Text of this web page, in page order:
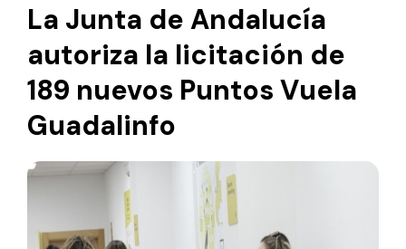
La Junta de Andalucía
autoriza la licitación de
189 nuevos Puntos Vuela
Guadalinfo